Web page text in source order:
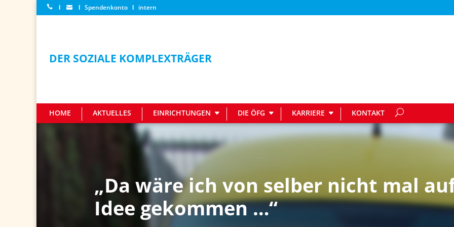
Ι Ι Spendenkonto Ι intern
DER SOZIALE KOMPLEXTRÄGER
HOME AKTUELLES EINRICHTUNGEN DIE ÖFG KARRIERE KONTAKT
„Da wäre ich von selber nicht mal
Idee gekommen …“